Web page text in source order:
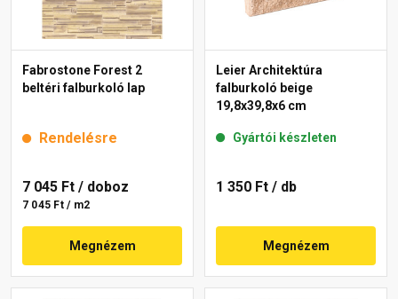
Fabrostone Forest 2
beltéri falburkoló lap
Rendelésre
7 045 Ft / doboz
7 045 Ft / m2
Megnézem
Leier Architektúra
falburkoló beige
19,8x39,8x6 cm
Gyártói készleten
1 350 Ft / db
Megnézem